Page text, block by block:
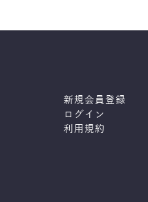
新規会員登録
ログイン
利用規約